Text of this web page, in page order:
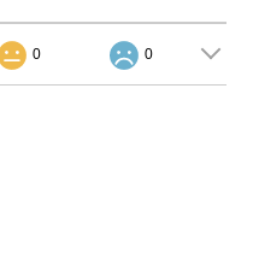
0 0